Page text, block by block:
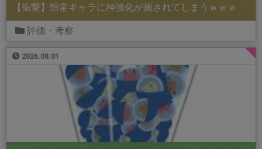
【衝撃】恒常キャラに神強化が施されてしまうｗｗｗ
評価・考察
2026.08.01